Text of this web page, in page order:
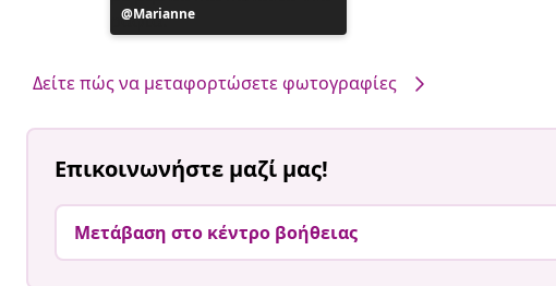
Η
ανάρτηση
Marianne
Δείτε πώς να μεταφορτώσετε φωτογραφίες
Επικοινωνήστε μαζί μας!
Μετάβαση στο κέντρο βοήθειας